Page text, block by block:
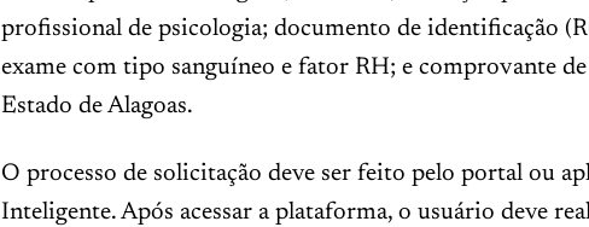
profissional de psicologia; documento de identificação
exame com tipo sanguíneo e fator RH; e comprovante
Estado de Alagoas.
O processo de solicitação deve ser feito pelo portal ou
Inteligente. Após acessar a plataforma, o usuário deve